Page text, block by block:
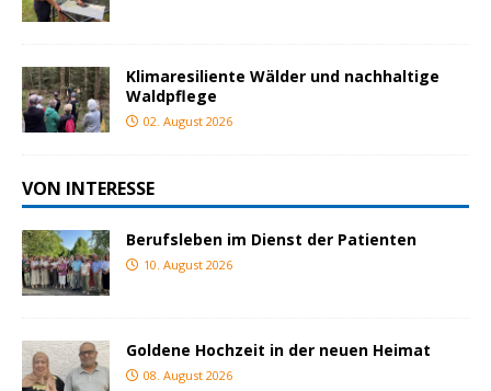
Klimaresiliente Wälder und nachhaltige
Waldpflege
02. August 2026
VON INTERESSE
Berufsleben im Dienst der Patienten
10. August 2026
Goldene Hochzeit in der neuen Heimat
08. August 2026